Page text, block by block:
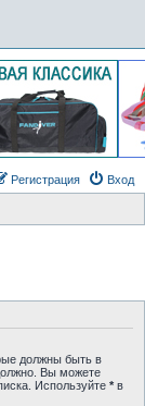
Вход
Регистрация
должны быть в
Вы можете
Используйте * в